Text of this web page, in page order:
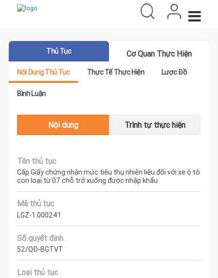
Thủ Tục Cơ Quan Thực Hiện
Nội Dung Thủ Tục Thực Tế Thực Hiện Lược Đồ
Bình Luận
Nội dung Trình tự thực hiện
Tên thủ tục
Cấp Giấy chứng nhận mức tiêu thụ nhiên liệu đối với xe ô tô
con loại từ 07 chỗ trở xuống được nhập khẩu
Mã thủ tục
LGZ-1.000241
Số quyết định
52/QĐ-BGTVT
Loại thủ tục